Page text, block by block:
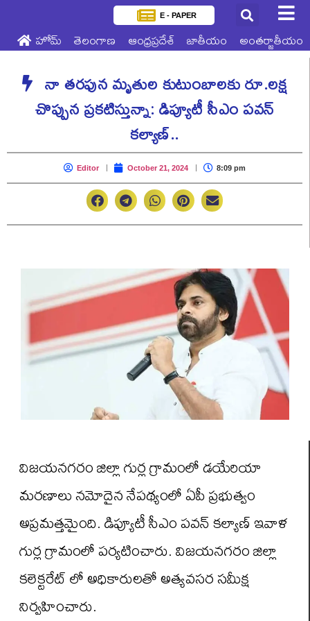
E - PAPER
హోమ్ తెలంగాణ ఆంధ్రప్రదేశ్ జాతీయం అంతర్జాతీయం
నా తరఫున మృతుల కుటుంబాలకు రూ.లక్ష
చొప్పున ప్రకటిస్తున్నా: డిప్యూటీ సీఎం పవన్
కల్యాణ్..
Editor October 21, 2024 8:09 pm
విజయనగరం జిల్లా గుర్ల గ్రామంలో డయేరియా
మరణాలు నమోదైన నేపథ్యంలో ఏపీ ప్రభుత్వం
అప్రమత్తమైంది. డిప్యూటీ సీఎం పవన్ కల్యాణ్ ఇవాళ
గుర్ల గ్రామంలో పర్యటించారు. విజయనగరం జిల్లా
కలెక్టరేట్ లో అధికారులతో అత్యవసర సమీక్ష
నిర్వహించారు.